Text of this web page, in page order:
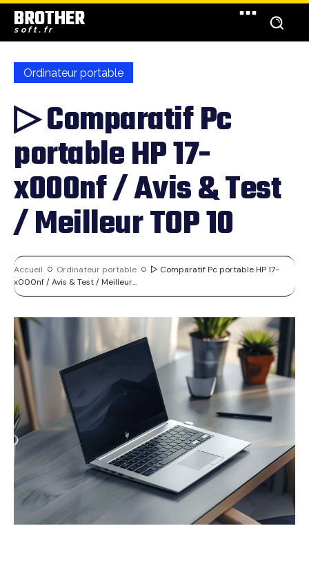
BROTHER
soft.fr
Ordinateur portable
▷ Comparatif Pc
portable HP 17-
x000nf / Avis & Test
/ Meilleur TOP 10
Accueil Ordinateur portable
▷ Comparatif Pc portable HP 17-
x000nf / Avis & Test / Meilleur...